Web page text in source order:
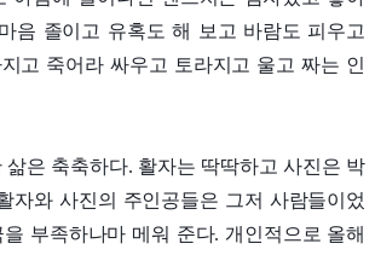
음 졸이고 유혹도 해 보고 바람도 피우고
고 죽어라 싸우고 토라지고 울고 짜는 인
삶은 축축하다. 활자는 딱딱하고 사진은 박
자와 사진의 주인공들은 그저 사람들이었
부족하나마 메워 준다. 개인적으로 올해